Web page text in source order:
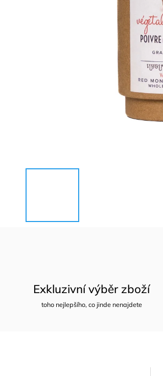
Exkluzivní výběr zboží
toho nejlepšího, co jinde nenajdete